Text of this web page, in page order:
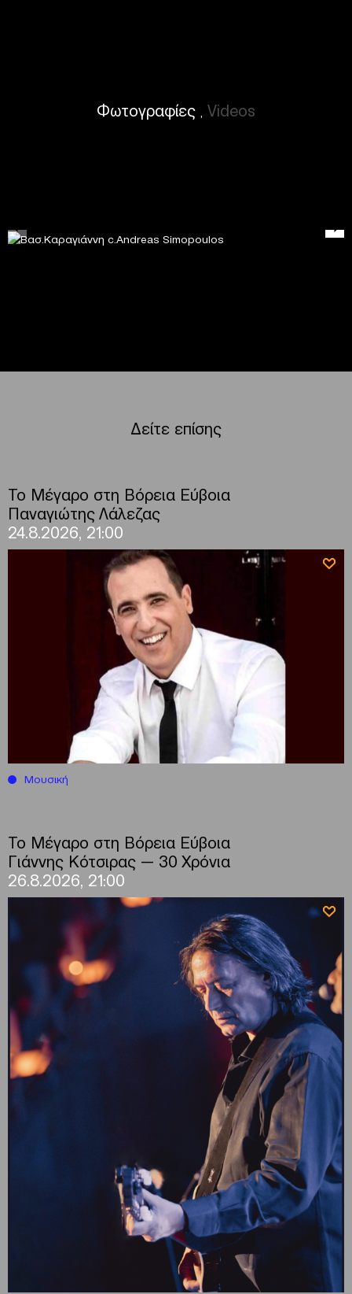
Φωτογραφίες Videos
Δείτε επίσης
Το Μέγαρο στη Βόρεια Εύβοια
Παναγιώτης Λάλεζας
24.8.2026, 21:00
Μουσική
Το Μέγαρο στη Βόρεια Εύβοια
Γιάννης Κότσιρας — 30 Χρόνια
26.8.2026, 21:00